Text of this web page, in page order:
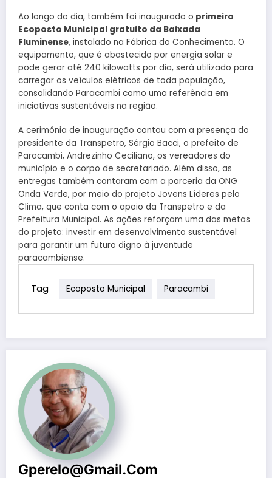
Ao longo do dia, também foi inaugurado o primeiro
Ecoposto Municipal gratuito da Baixada
Fluminense, instalado na Fábrica do Conhecimento. O
equipamento, que é abastecido por energia solar e
pode gerar até 240 kilowatts por dia, será utilizado para
carregar os veículos elétricos de toda população,
consolidando Paracambi como uma referência em
iniciativas sustentáveis na região.
A cerimônia de inauguração contou com a presença do
presidente da Transpetro, Sérgio Bacci, o prefeito de
Paracambi, Andrezinho Ceciliano, os vereadores do
município e o corpo de secretariado. Além disso, as
entregas também contaram com a parceria da ONG
Onda Verde, por meio do projeto Jovens Líderes pelo
Clima, que conta com o apoio da Transpetro e da
Prefeitura Municipal. As ações reforçam uma das metas
do projeto: investir em desenvolvimento sustentável
para garantir um futuro digno à juventude
paracambiense.
Tag Ecoposto Municipal Paracambi
Gperelo@gmail.com